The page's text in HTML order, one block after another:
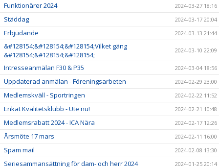
Funktionärer 2024 2024-03-27 18:16
Städdag 2024-03-17 20:04
Erbjudande 2024-03-13 21:44
&#128154;&#128154;&#128154;Vilket gäng
&#128154;&#128154;&#128154;
2024-03-10 22:09
Intresseanmälan F30 & P35 2024-03-04 18:56
Uppdaterad anmälan - Föreningsarbeten 2024-02-29 23:00
Medlemskväll - Sportringen 2024-02-22 11:52
Enkät Kvalitetsklubb - Ute nu! 2024-02-21 10:48
Medlemsrabatt 2024 - ICA Nära 2024-02-17 12:26
Årsmöte 17 mars 2024-02-11 16:00
Spam mail 2024-02-08 13:30
Seriesammansättning för dam- och herr 2024 2024-01-25 20:14